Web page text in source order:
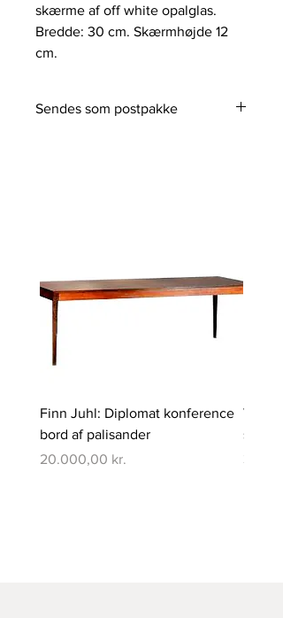
skærme af off white opalglas.
Bredde: 30 cm. Skærmhøjde 12
cm.
Sendes som postpakke
Finn Juhl: Diplomat konference
bord af palisander
Pris
20.000,00 kr.